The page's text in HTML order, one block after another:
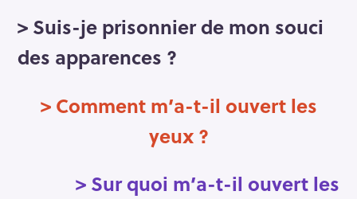
> Suis-je prisonnier de mon souci
des apparences ?
> Comment m’a-t-il ouvert les
yeux ?
> Sur quoi m’a-t-il ouvert les